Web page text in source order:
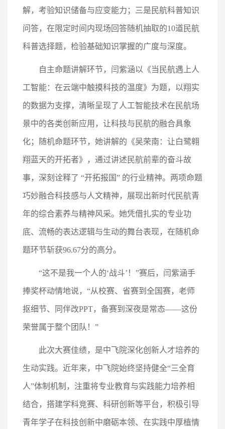
解，考验知识储备与应变能力；三是民航科普知识
问答，在限定时间内现场回答随机抽取的10道民航
科普选择题，检验基础知识掌握的广度与深度。
自主命题讲解环节，闫紫涵以《当民航遇上人
工智能：在云端中触摸科技的温度》为题，以翔实
的数据为支撑，清晰呈现了人工智能技术在民航场
景中的各类创新应用，让科技与民航的融合具象
化；随机命题环节，她讲解的《吴荣南：让白鹭翱
翔蓝天的开拓者》，通过讲述民航前辈的奋斗故
事，深刻诠释了 “开拓报国” 的行业精神。两项命题
巧妙融合科技感与人文精神，展现出新时代民航青
年的综合素养与精神风采。她凭借扎实的专业功
底、流畅的表达逻辑与生动的舞台表现，在随机命
题环节斩获96.67分的高分。
“这不是我一个人的‘战斗’！”赛后，闫紫涵手
捧奖杯动情地说，“从校赛、省赛到全国赛，老师
抠细节、同伴改PPT，备赛到深夜是常态——这份
荣誉属于整个团队！”
此次大赛佳绩，是中飞院深化创新人才培养的
生动实践。近年来，中飞院始终坚持健全“三全育
人”体制机制，注重将专业教育与实践能力培养相
结合，搭建学科竞赛、科研创新等平台，积极引导
青年学子在科技创新中磨砺本领、在实践中厚植情